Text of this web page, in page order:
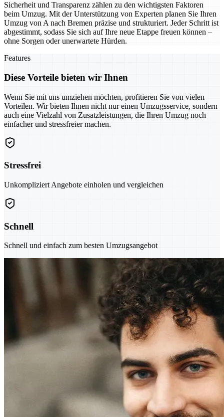
Sicherheit und Transparenz zählen zu den wichtigsten Faktoren
beim Umzug. Mit der Unterstützung von Experten planen Sie Ihren
Umzug von A nach Bremen präzise und strukturiert. Jeder Schritt ist
abgestimmt, sodass Sie sich auf Ihre neue Etappe freuen können –
ohne Sorgen oder unerwartete Hürden.
Features
Diese Vorteile bieten wir Ihnen
Wenn Sie mit uns umziehen möchten, profitieren Sie von vielen
Vorteilen. Wir bieten Ihnen nicht nur einen Umzugsservice, sondern
auch eine Vielzahl von Zusatzleistungen, die Ihren Umzug noch
einfacher und stressfreier machen.
Stressfrei
Unkompliziert Angebote einholen und vergleichen
Schnell
Schnell und einfach zum besten Umzugsangebot